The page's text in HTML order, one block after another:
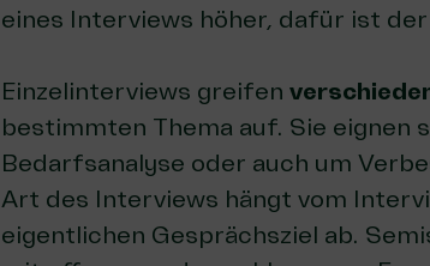
eines Interviews höher, dafür ist
Einzelinterviews greifen
bestimmten Thema auf. Sie eignen
Bedarfsanalyse oder auch um
Art des Interviews hängt vom
eigentlichen Gesprächsziel ab.